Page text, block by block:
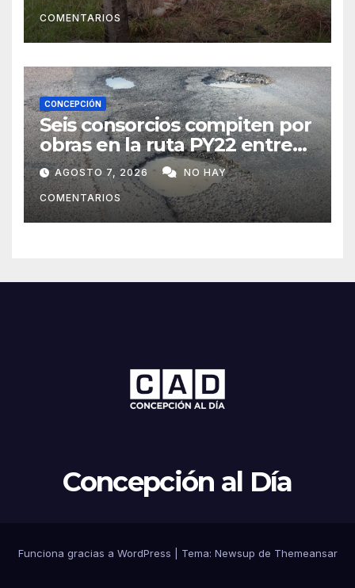
COMENTARIOS
CONCEPCIÓN
Seis consorcios compiten por
obras en la ruta PY22 entre
Concepción y Vallemí
AGOSTO 7, 2026 NO HAY
COMENTARIOS
Concepción al Día
Funciona gracias a WordPress Tema: Newsup de Themeansar